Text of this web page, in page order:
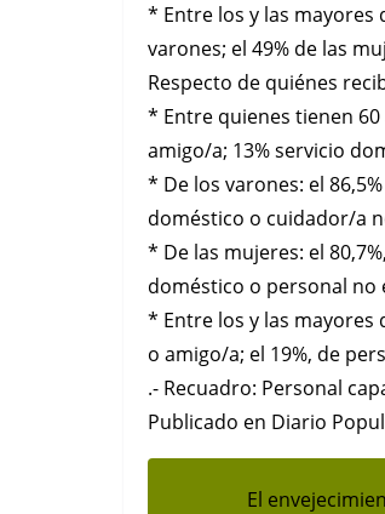
* Entre los y las mayores
varones; el 49% de las
Respecto de quiénes
* Entre quienes tienen 60
amigo/a; 13% servicio
* De los varones: el
doméstico o cuidador/a
* De las mujeres: el
doméstico o personal no
* Entre los y las mayores
o amigo/a; el 19%, de
.- Recuadro: Personal
Publicado en Diario
El